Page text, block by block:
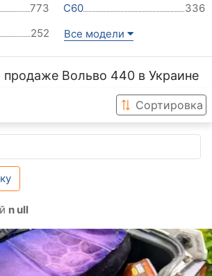
773 С60
336
252 Все модели
продаже Вольво 440 в Украине
Сортировка
n ull